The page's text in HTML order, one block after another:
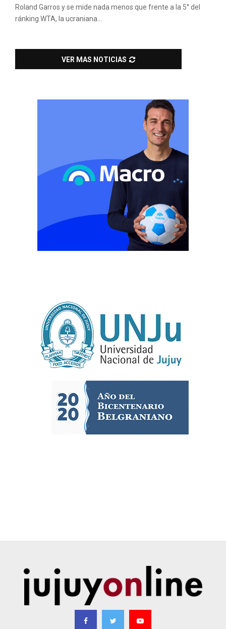
Roland Garros y se mide nada menos que frente a la 5° del
ránking WTA, la ucraniana...
VER MAS NOTICIAS